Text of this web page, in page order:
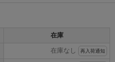
在庫
在庫なし 再入荷通知